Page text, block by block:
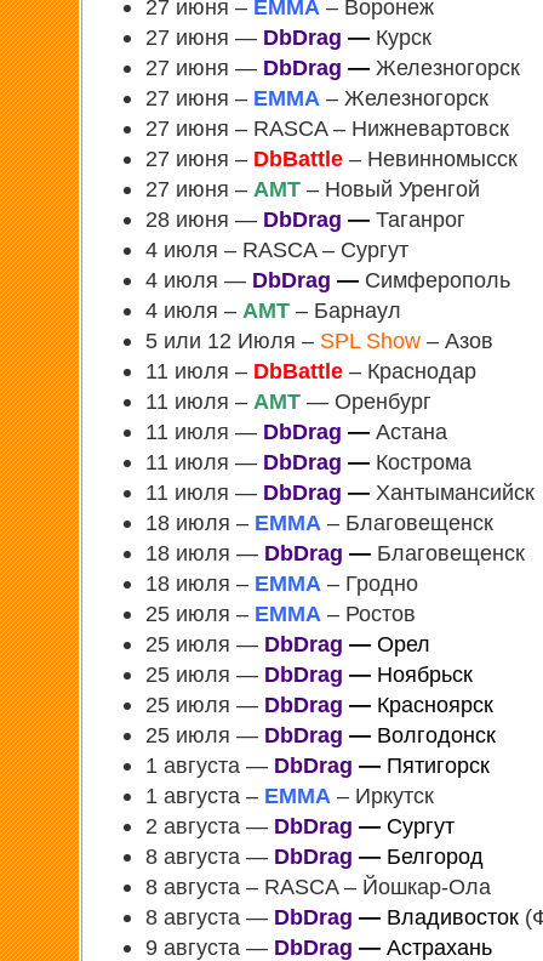
27 июня – EMMA – Воронеж
27 июня — DbDrag — Курск
27 июня — DbDrag — Железногорск
27 июня – EMMA – Железногорск
27 июня – RASCA – Нижневартовск
27 июня – DbBattle – Невинномысск
27 июня – АМТ – Новый Уренгой
28 июня — DbDrag — Таганрог
4 июля – RASCA – Сургут
4 июля — DbDrag — Симферополь
4 июля – АМТ – Барнаул
5 или 12 Июля – SPL Show – Азов
11 июля – DbBattle – Краснодар
11 июля – АМТ — Оренбург
11 июля — DbDrag — Астана
11 июля — DbDrag — Кострома
11 июля — DbDrag — Хантымансийск
18 июля – EMMA – Благовещенск
18 июля — DbDrag — Благовещенск
18 июля – EMMA – Гродно
25 июля – EMMA – Ростов
25 июля — DbDrag — Орел
25 июля — DbDrag — Ноябрьск
25 июля — DbDrag — Красноярск
25 июля — DbDrag — Волгодонск
1 августа — DbDrag — Пятигорск
1 августа – EMMA – Иркутск
2 августа — DbDrag — Сургут
8 августа — DbDrag — Белгород
8 августа – RASCA – Йошкар-Ола
8 августа — DbDrag — Владивосток
9 августа — DbDrag — Астрахань